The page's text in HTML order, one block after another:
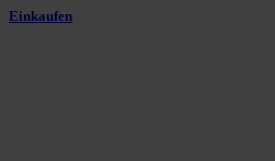
Einkaufen